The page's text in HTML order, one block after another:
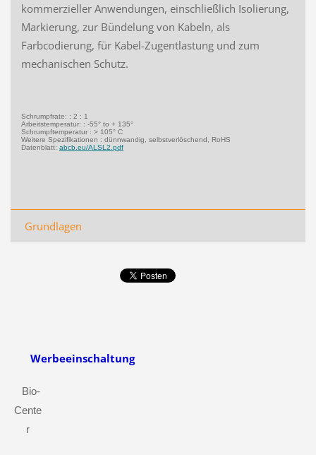
kommerzieller Anwendungen, einschließlich Isolierung,
Markierung, zur Bündelung von Kabeln, als
Farbcodierung, für Kabel-Zugentlastung und zum
mechanischen Schutz.
Schrumpfrate: : 2 : 1
Arbeitstemperatur: : -55° to + 135°
Schrumpftemperatur : > 105° C
Weitere Spezifikationen : dünnwandig, selbstverlöschend, RoHS
Datenblatt: abcb.eu/ALSL2.pdf
Grundlagen
Werbeeinschaltung
Bio-
Cente
r